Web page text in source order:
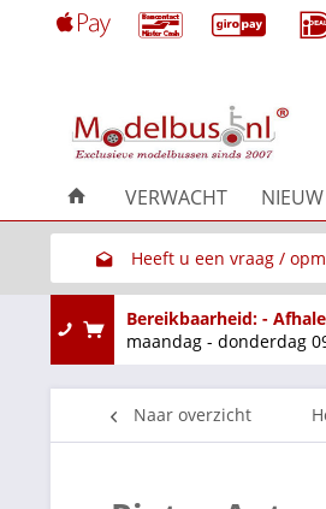
VERWACHT NIEUW
Heeft u een vraag /
Link naar het
Bereikbaarheid: -
maandag - donderdag
Naar overzicht